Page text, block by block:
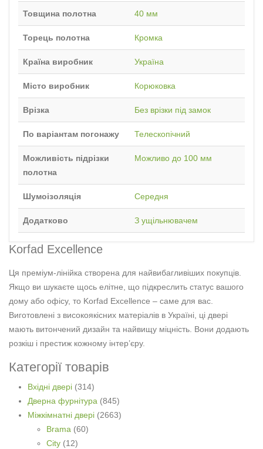
Товщина полотна 40 мм
Торець полотна Кромка
Країна виробник Україна
Місто виробник Корюковка
Врізка Без врізки під замок
По варіантам погонажу Телескопічний
Можливість підрізки
полотна
Можливо до 100 мм
Шумоізоляція Середня
Додатково З ущільнювачем
Korfad Excellence
Ця преміум-лінійка створена для найвибагливіших покупців.
Якщо ви шукаєте щось елітне, що підкреслить статус вашого
дому або офісу, то Korfad Excellence – саме для вас.
Виготовлені з високоякісних матеріалів в Україні, ці двері
мають витончений дизайн та найвищу міцність. Вони додають
розкіш і престиж кожному інтер’єру.
Категорії товарів
Вхідні двері (314)
Дверна фурнітура (845)
Міжкімнатні двері (2663)
Brama (60)
City (12)